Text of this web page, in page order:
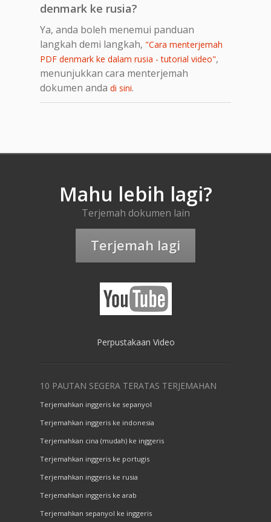
denmark ke rusia?
Ya, anda boleh menemui panduan
langkah demi langkah, "Cara menterjemah
PDF denmark ke dalam rusia - tutorial video",
menunjukkan cara menterjemah
dokumen anda di sini.
Mahu lebih lagi?
Terjemah dokumen lain
Terjemah lagi
Perpustakaan Video
10 PAUTAN SEGERA TERATAS TERJEMAHAN
Terjemahkan inggeris ke sepanyol
Terjemahkan inggeris ke indonesia
Terjemahkan cina (mudah) ke inggeris
Terjemahkan inggeris ke portugis
Terjemahkan inggeris ke rusia
Terjemahkan inggeris ke arab
Terjemahkan sepanyol ke inggeris